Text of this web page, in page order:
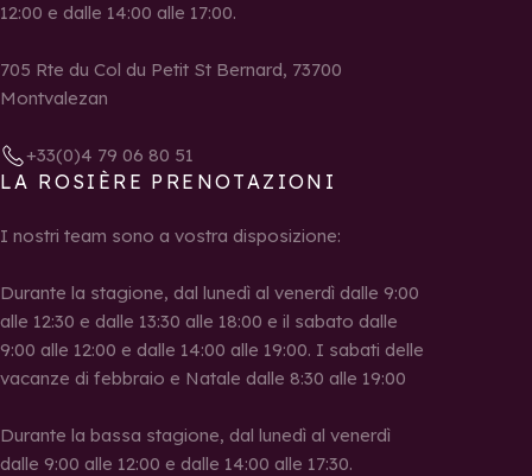
12:00 e dalle 14:00 alle 17:00.
705 Rte du Col du Petit St Bernard, 73700
Montvalezan
+33(0)4 79 06 80 51
LA ROSIÈRE PRENOTAZIONI
I nostri team sono a vostra disposizione:
Durante la stagione, dal lunedì al venerdì dalle 9:00
alle 12:30 e dalle 13:30 alle 18:00 e il sabato dalle
9:00 alle 12:00 e dalle 14:00 alle 19:00. I sabati delle
vacanze di febbraio e Natale dalle 8:30 alle 19:00
Durante la bassa stagione, dal lunedì al venerdì
dalle 9:00 alle 12:00 e dalle 14:00 alle 17:30.